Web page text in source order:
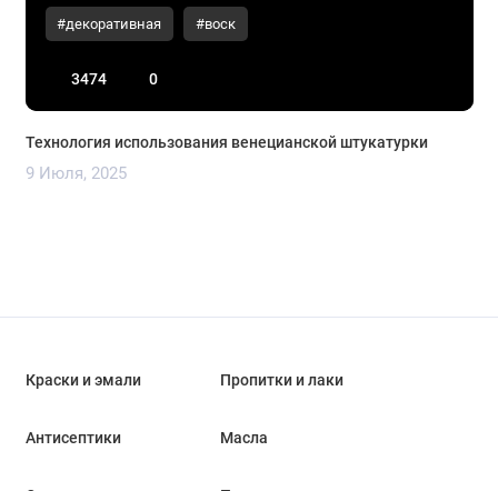
#декоративная #воск
3474 0
Технология использования венецианской штукатурки
9 Июля, 2025
Краски и эмали Пропитки и лаки
Антисептики Масла